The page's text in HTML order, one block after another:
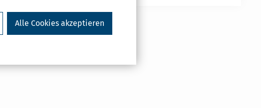
Alle Cookies akzeptieren